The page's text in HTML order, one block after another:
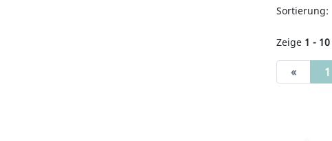
Sortierung:
Zeige 1 - 10
« 1